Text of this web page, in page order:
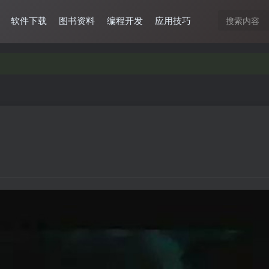
软件下载 图书资料 编程开发 应用技巧